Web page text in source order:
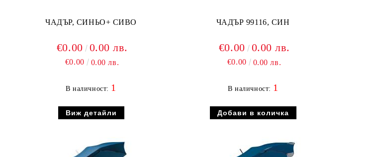
ЧАДЪР, СИНЬО+ СИВО
€0.00 0.00 лв.
€0.00 0.00 лв.
В наличност: 1
Виж детайли
ЧАДЪР 99116, СИН
€0.00 0.00 лв.
€0.00 0.00 лв.
В наличност: 1